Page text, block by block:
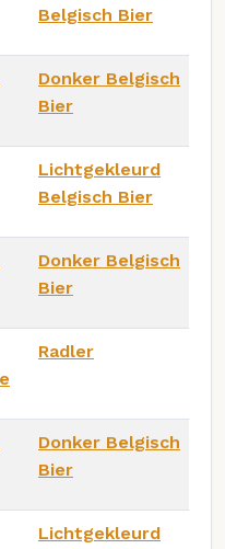
Belgisch Bier
Donker Belgisch
Bier
Lichtgekleurd
Belgisch Bier
Donker Belgisch
Bier
Radler
Donker Belgisch
Bier
Lichtgekleurd